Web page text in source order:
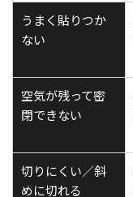
うまく貼りつか
ない
空気が残って密
閉できない
切りにくい／斜
めに切れる